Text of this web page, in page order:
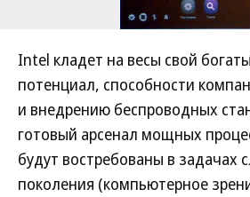
Intel кладет на весы свой
потенциал, способности
и внедрению беспроводных
готовый арсенал мощных
будут востребованы в задачах
поколения (компьютерное